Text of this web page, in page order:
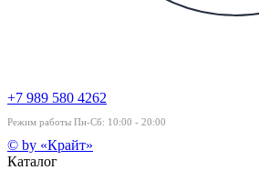
+7 989 580 4262
Режим работы Пн-Сб: 10:00 - 20:00
© by «Крайт»
Каталог